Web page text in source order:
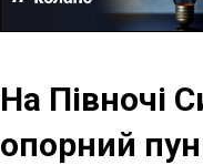
На Півночі
опорний